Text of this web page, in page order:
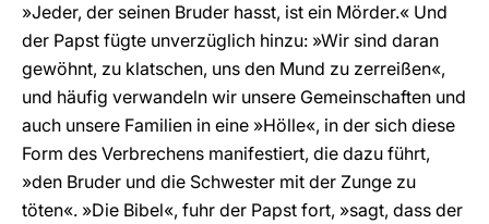
»Jeder, der seinen Bruder hasst, ist ein Mörder.« Und
der Papst fügte unverzüglich hinzu: »Wir sind daran
gewöhnt, zu klatschen, uns den Mund zu zerreißen«,
und häufig verwandeln wir unsere Gemeinschaften und
auch unsere Familien in eine »Hölle«, in der sich diese
Form des Verbrechens manifestiert, die dazu führt,
»den Bruder und die Schwester mit der Zunge zu
töten«. »Die Bibel«, fuhr der Papst fort, »sagt, dass der